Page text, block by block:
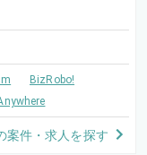
BizRobo!
案件・求人を探す